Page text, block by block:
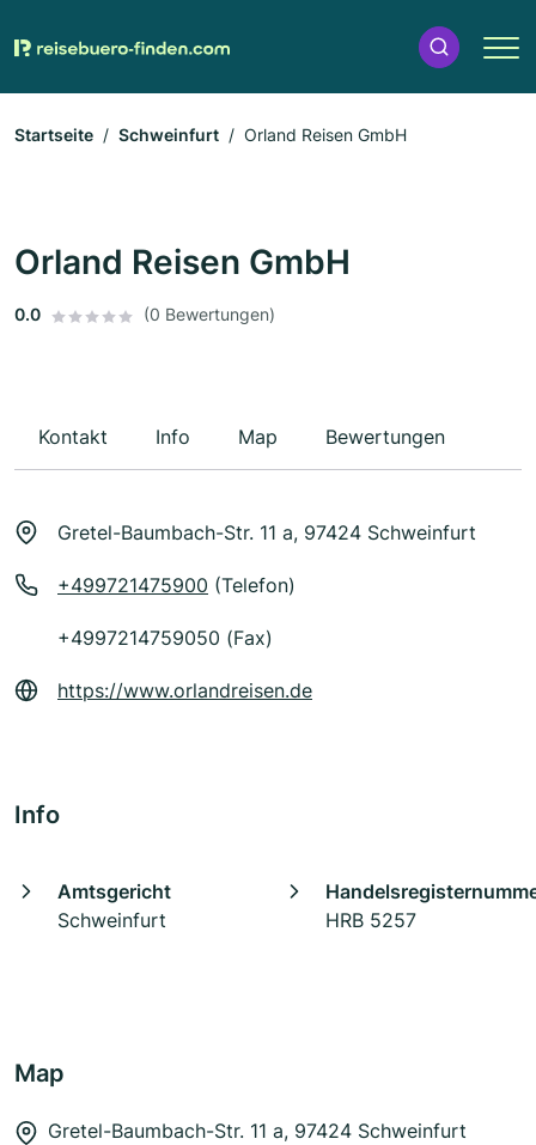
Startseite Schweinfurt Orland Reisen GmbH
Orland Reisen GmbH
0.0 (0 Bewertungen)
Kontakt Info Map Bewertungen
Gretel-Baumbach-Str. 11 a, 97424 Schweinfurt
+499721475900 (Telefon)
+4997214759050 (Fax)
https://www.orlandreisen.de
Info
Amtsgericht
Schweinfurt
HRB 5257
Map
Gretel-Baumbach-Str. 11 a, 97424 Schweinfurt